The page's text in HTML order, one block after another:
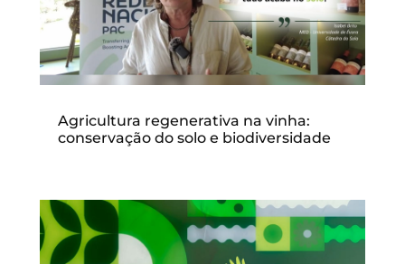
Agricultura regenerativa na vinha:
conservação do solo e biodiversidade